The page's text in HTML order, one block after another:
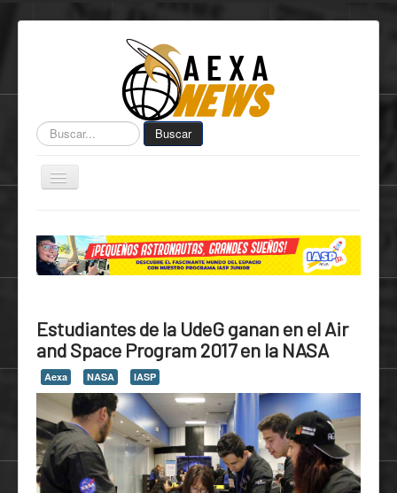
Buscar... Buscar
Toggle
Navigation
Centro de Informática AEXA
AexaSurvey
AEXA USA
Space Kidz
Estudiantes de la UdeG ganan en el Air
and Space Program 2017 en la NASA
Aexa NASA IASP